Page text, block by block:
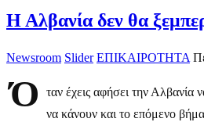
Η Αλβανία δεν θα
Newsroom Slider ΕΠΙΚΑΙΡΟΤΗΤΑ
Ό
ταν έχεις αφήσει την Αλβανία
να κάνουν και το επόμενο